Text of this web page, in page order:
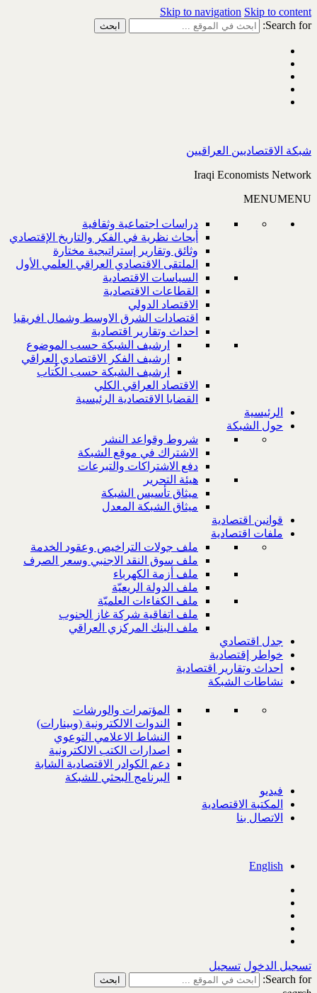
Skip to navigation Skip to content
Search for:
شبكة الاقتصاديين العراقيين
Iraqi Economists Network
MENUMENU
دراسات اجتماعية وثقافية
أبحاث نظرية في الفكر والتاريخ الإقتصادي
وثائق وتقارير إستراتيجية مختارة
الملتقى الاقتصادي العراقي العلمي الأول
السياسات الاقتصادية
القطاعات الاقتصادية
الاقتصاد الدولي
اقتصادات الشرق الاوسط وشمال افريقيا
احداث وتقارير اقتصادية
ارشيف الشبكة حسب الموضوع
ارشيف الفكر الاقتصادي العراقي
ارشيف الشبكة حسب الكُتاب
الاقتصاد العراقي الكلي
القضايا الاقتصادية الرئيسية
الرئيسية
حول الشبكة
شروط وقواعد النشر
الاشتراك في موقع الشبكة
دفع الاشتراكات والتبرعات
هيئة التحرير
ميثاق تأسيس الشبكة
ميثاق الشبكة المعدل
قوانين اقتصادية
ملفات اقتصادية
ملف جولات التراخيص وعقود الخدمة
ملف سوق النقد الاجنبي وسعر الصرف
ملف أزمة الكهرباء
ملف الدولة الريعيّة
ملف الكفاءات العلميّة
ملف اتفاقية شركة غاز الجنوب
ملف البنك المركزي العراقي
جدل اقتصادي
خواطر إقتصادية
احداث وتقارير اقتصادية
نشاطات الشبكة
المؤتمرات والورشات
الندوات الالكترونية (وبينارات)
النشاط الاعلامي التوعوي
اصدارات الكتب الالكترونية
دعم الكوادر الاقتصادية الشابة
البرنامج البحثي للشبكة
فيديو
المكتبة الاقتصادية
الاتصال بنا
English
تسجيل الدخول تسجيل
Search for: